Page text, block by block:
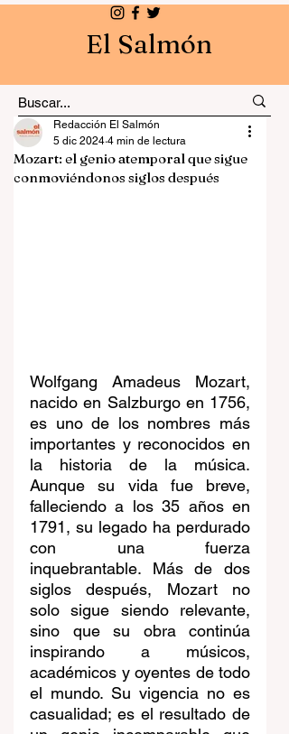
El Salmón
Mozart: el genio atemporal que sigue
conmoviéndonos siglos después
Redacción El Salmón
5 dic 2024 4 min de lectura
Wolfgang Amadeus Mozart,
nacido en Salzburgo en 1756,
es uno de los nombres más
importantes y reconocidos en
la historia de la música.
Aunque su vida fue breve,
falleciendo a los 35 años en
1791, su legado ha perdurado
con una fuerza
inquebrantable. Más de dos
siglos después, Mozart no
solo sigue siendo relevante,
sino que su obra continúa
inspirando a músicos,
académicos y oyentes de todo
el mundo. Su vigencia no es
casualidad; es el resultado de